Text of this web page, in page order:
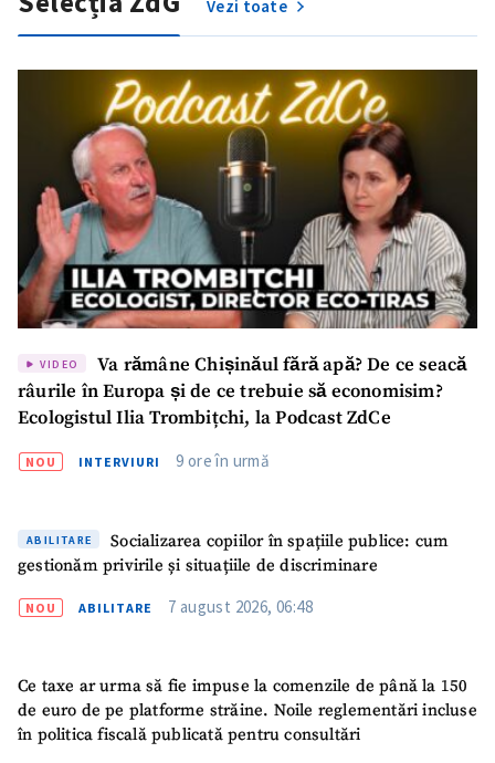
Trimite o informație
Despre ZdG
in English
на русском
Vezi toate
VIDEO
Va rămâne Chișinăul fără apă? De ce seacă
râurile în Europa și de ce trebuie să economisim?
Ecologistul Ilia Trombițchi, la Podcast ZdCe
NOU INTERVIURI 9 ore în urmă
ABILITARE
Socializarea copiilor în spațiile publice: cum
gestionăm privirile și situațiile de discriminare
NOU ABILITARE 7 august 2026, 06:48
Ce taxe ar urma să fie impuse la comenzile de până la 150
de euro de pe platforme străine. Noile reglementări incluse
în politica fiscală publicată pentru consultări